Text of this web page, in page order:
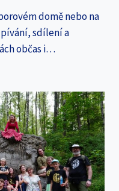
domě nebo na
sdílení a
občas i…